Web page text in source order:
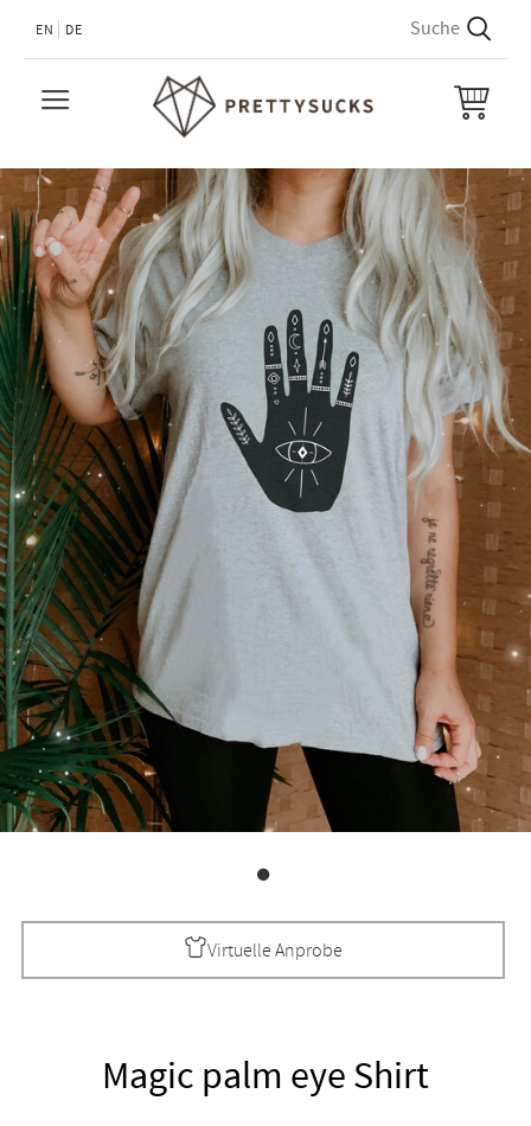
EN DE
Virtuelle Anprobe
Magic palm eye Shirt